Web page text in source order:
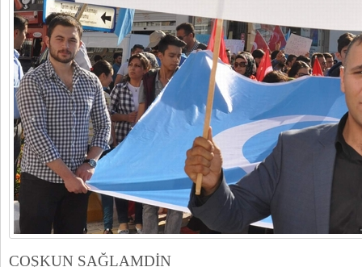
COŞKUN SAĞLAMDİN